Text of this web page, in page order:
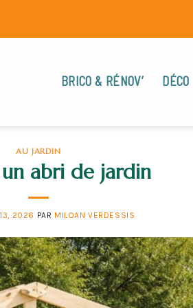
BRICO & RÉNOV’ DÉCO
AU JARDIN
abri de jardin
2026 PAR MILOAN VERDESSIS